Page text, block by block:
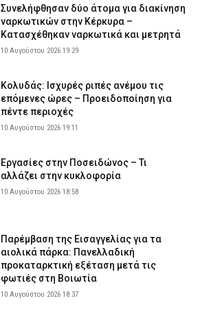
Συνελήφθησαν δύο άτομα για διακίνηση
ναρκωτικών στην Κέρκυρα –
Κατασχέθηκαν ναρκωτικά και μετρητά
10 Αυγούστου 2026 19:29
Κολυδάς: Ισχυρές ριπές ανέμου τις
επόμενες ώρες – Προειδοποίηση για
πέντε περιοχές
10 Αυγούστου 2026 19:11
Εργασίες στην Ποσειδώνος – Τι
αλλάζει στην κυκλοφορία
10 Αυγούστου 2026 18:58
Παρέμβαση της Εισαγγελίας για τα
αιολικά πάρκα: Πανελλαδική
προκαταρκτική εξέταση μετά τις
φωτιές στη Βοιωτία
10 Αυγούστου 2026 18:37